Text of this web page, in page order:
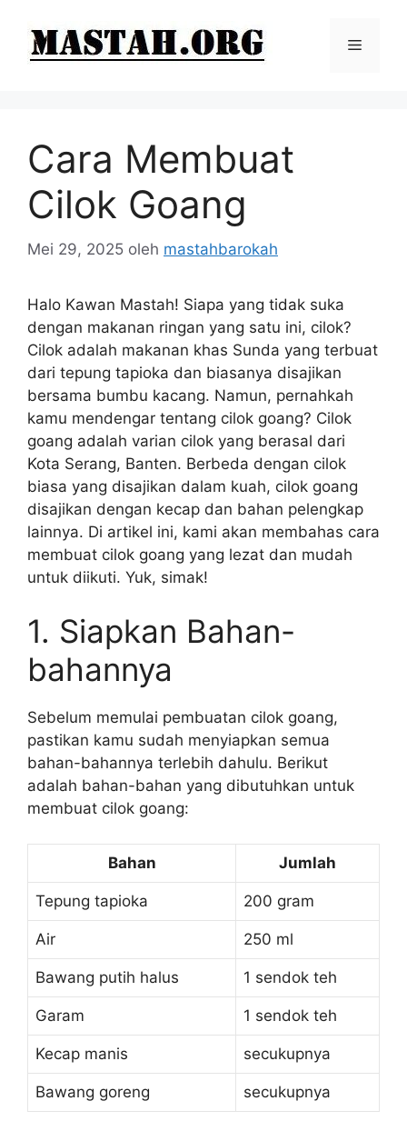
Menu
Cara Membuat
Cilok Goang
Mei 29, 2025 oleh mastahbarokah
Halo Kawan Mastah! Siapa yang tidak suka
dengan makanan ringan yang satu ini, cilok?
Cilok adalah makanan khas Sunda yang terbuat
dari tepung tapioka dan biasanya disajikan
bersama bumbu kacang. Namun, pernahkah
kamu mendengar tentang cilok goang? Cilok
goang adalah varian cilok yang berasal dari
Kota Serang, Banten. Berbeda dengan cilok
biasa yang disajikan dalam kuah, cilok goang
disajikan dengan kecap dan bahan pelengkap
lainnya. Di artikel ini, kami akan membahas cara
membuat cilok goang yang lezat dan mudah
untuk diikuti. Yuk, simak!
1. Siapkan Bahan-
bahannya
Sebelum memulai pembuatan cilok goang,
pastikan kamu sudah menyiapkan semua
bahan-bahannya terlebih dahulu. Berikut
adalah bahan-bahan yang dibutuhkan untuk
membuat cilok goang:
Bahan Jumlah
Tepung tapioka 200 gram
Air 250 ml
Bawang putih halus 1 sendok teh
Garam 1 sendok teh
Kecap manis secukupnya
Bawang goreng secukupnya